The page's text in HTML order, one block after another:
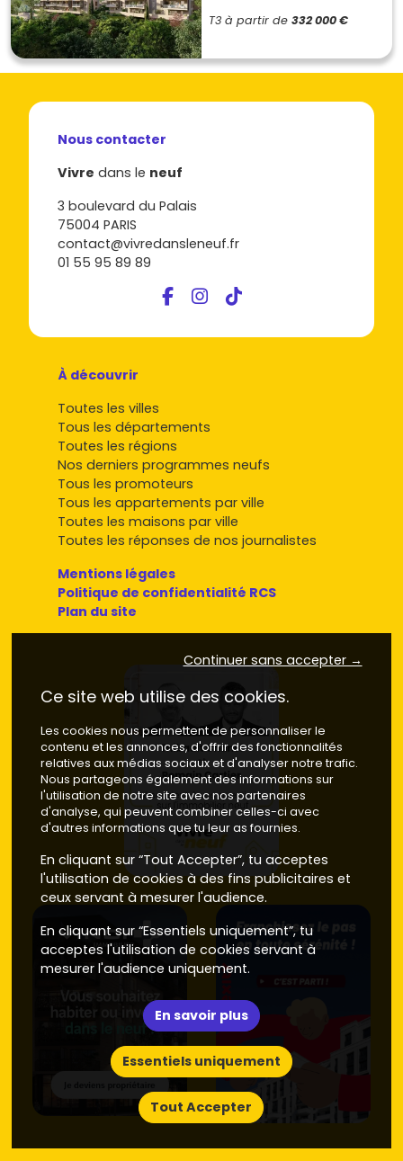
T3 à partir de 332 000 €
Nous contacter
Vivre dans le neuf
3 boulevard du Palais
75004 PARIS
contact@vivredansleneuf.fr
01 55 95 89 89
À découvrir
Toutes les villes
Tous les départements
Toutes les régions
Nos derniers programmes neufs
Tous les promoteurs
Tous les appartements par ville
Toutes les maisons par ville
Toutes les réponses de nos journalistes
Mentions légales
Politique de confidentialité RCS
Plan du site
Continuer sans accepter →
Ce site web utilise des cookies.
Les cookies nous permettent de personnaliser le
contenu et les annonces, d'offrir des fonctionnalités
relatives aux médias sociaux et d'analyser notre trafic.
Nous partageons également des informations sur
l'utilisation de notre site avec nos partenaires
d'analyse, qui peuvent combiner celles-ci avec
d'autres informations que tu leur as fournies.
En cliquant sur “Tout Accepter”, tu acceptes
l'utilisation de cookies à des fins publicitaires et
ceux servant à mesurer l'audience.
En cliquant sur “Essentiels uniquement”, tu
acceptes l'utilisation de cookies servant à
mesurer l'audience uniquement.
En savoir plus
Essentiels uniquement
Tout Accepter